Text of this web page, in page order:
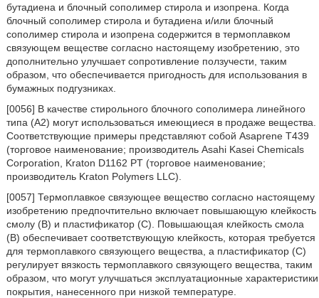
бутадиена и блочный сополимер стирола и изопрена. Когда
блочный сополимер стирола и бутадиена и/или блочный
сополимер стирола и изопрена содержится в термоплавком
связующем веществе согласно настоящему изобретению, это
дополнительно улучшает сопротивление ползучести, таким
образом, что обеспечивается пригодность для использования в
бумажных подгузниках.
[0056] В качестве стирольного блочного сополимера линейного
типа (A2) могут использоваться имеющиеся в продаже вещества.
Соответствующие примеры представляют собой Asaprene T439
(торговое наименование; производитель Asahi Kasei Chemicals
Corporation, Kraton D1162 PT (торговое наименование;
производитель Kraton Polymers LLC).
[0057] Термоплавкое связующее вещество согласно настоящему
изобретению предпочтительно включает повышающую клейкость
смолу (B) и пластификатор (C). Повышающая клейкость смола
(B) обеспечивает соответствующую клейкость, которая требуется
для термоплавкого связующего вещества, а пластификатор (C)
регулирует вязкость термоплавкого связующего вещества, таким
образом, что могут улучшаться эксплуатационные характеристики
покрытия, нанесенного при низкой температуре.